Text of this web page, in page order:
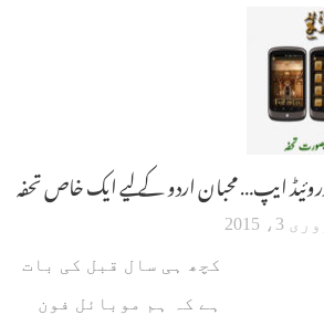
ایپ… محبان اردو کے لیے ایک خاص تحفہ
3، 2015
کچھ ہی سال قبل کی بات
ہے کہ ہم موبائل فون